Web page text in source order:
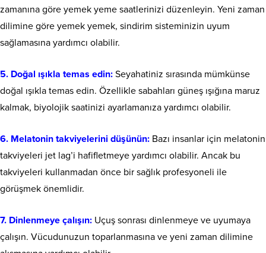
zamanına göre yemek yeme saatlerinizi düzenleyin. Yeni zaman
dilimine göre yemek yemek, sindirim sisteminizin uyum
sağlamasına yardımcı olabilir.
5. Doğal ışıkla temas edin: Seyahatiniz sırasında mümkünse
doğal ışıkla temas edin. Özellikle sabahları güneş ışığına maruz
kalmak, biyolojik saatinizi ayarlamanıza yardımcı olabilir.
6. Melatonin takviyelerini düşünün: Bazı insanlar için melatonin
takviyeleri jet lag’i hafifletmeye yardımcı olabilir. Ancak bu
takviyeleri kullanmadan önce bir sağlık profesyoneli ile
görüşmek önemlidir.
7. Dinlenmeye çalışın: Uçuş sonrası dinlenmeye ve uyumaya
çalışın. Vücudunuzun toparlanmasına ve yeni zaman dilimine